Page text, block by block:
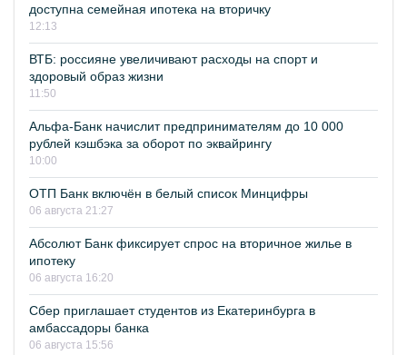
доступна семейная ипотека на вторичку
12:13
ВТБ: россияне увеличивают расходы на спорт и
здоровый образ жизни
11:50
Альфа-Банк начислит предпринимателям до 10 000
рублей кэшбэка за оборот по эквайрингу
10:00
ОТП Банк включён в белый список Минцифры
06 августа 21:27
Абсолют Банк фиксирует спрос на вторичное жилье в
ипотеку
06 августа 16:20
Сбер приглашает студентов из Екатеринбурга в
амбассадоры банка
06 августа 15:56